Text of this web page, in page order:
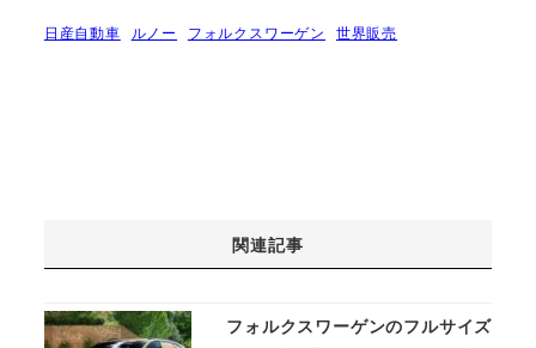
日産自動車 ルノー フォルクスワーゲン 世界販売
関連記事
フォルクスワーゲンのフルサイズ